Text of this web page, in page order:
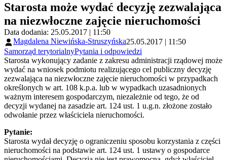
Starosta może wydać decyzję zezwalająca
na niezwłoczne zajęcie nieruchomości
Data dodania: 25.05.2017 | 11:50
Magdalena Niewińska-Struszyńska25.05.2017 | 11:50
Samorząd terytorialnyPytania i odpowiedzi
Starosta wykonujący zadanie z zakresu administracji rządowej może
wydać na wniosek podmiotu realizującego cel publiczny decyzję
zezwalająca na niezwłoczne zajęcie nieruchomości w przypadkach
określonych w art. 108 k.p.a. lub w wypadkach uzasadnionych
ważnym interesem gospodarczym, niezależnie od tego, że od
decyzji wydanej na zasadzie art. 124 ust. 1 u.g.n. złożone zostało
odwołanie przez właściciela nieruchomości.
Pytanie:
Starosta wydał decyzję o ograniczeniu sposobu korzystania z części
nieruchomości na podstawie art. 124 ust. 1 ustawy o gospodarce